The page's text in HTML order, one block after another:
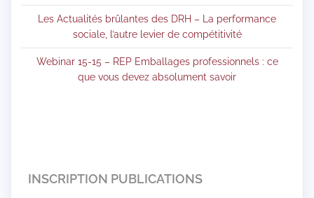
Les Actualités brûlantes des DRH – La performance
sociale, l’autre levier de compétitivité
Webinar 15-15 – REP Emballages professionnels : ce
que vous devez absolument savoir
INSCRIPTION PUBLICATIONS